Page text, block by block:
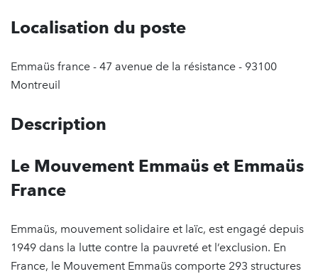
Localisation du poste
Emmaüs france - 47 avenue de la résistance - 93100
Montreuil
Description
Le Mouvement Emmaüs et Emmaüs
France
Emmaüs, mouvement solidaire et laïc, est engagé depuis
1949 dans la lutte contre la pauvreté et l’exclusion. En
France, le Mouvement Emmaüs comporte 293 structures